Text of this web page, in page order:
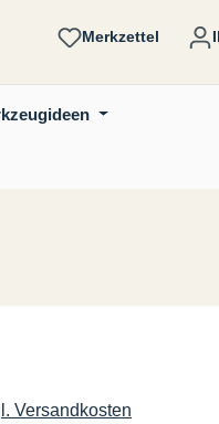
Merkzettel
Versandkosten